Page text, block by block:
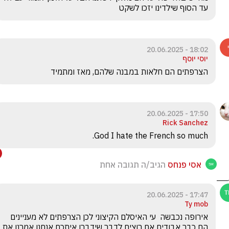
עד הסוף שילדינו יזכו לשקט
18:02 - 20.06.2025
יוסי יוסף
הצרפתים הם חלאות במבנה שלהם, מאז ומתמיד
17:50 - 20.06.2025
Rick Sanchez
God I hate the French so much.
אסי פנחס הגיב/ה תגובה אחת
17:47 - 20.06.2025
Ty mob